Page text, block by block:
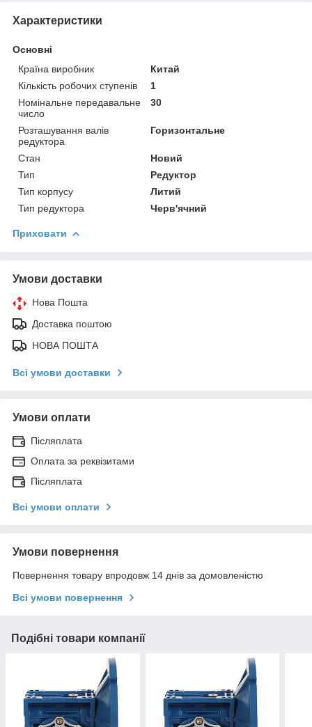
Характеристики
Основні
Країна виробник
Китай
Кількість робочих ступенів
1
Номінальне передавальне
число
30
Розташування валів
редуктора
Горизонтальне
Стан
Новий
Тип
Редуктор
Тип корпусу
Литий
Тип редуктора
Черв'ячний
Приховати
Умови доставки
Нова Пошта
Доставка поштою
НОВА ПОШТА
Всі умови доставки
Умови оплати
Післяплата
Оплата за реквізитами
Післяплата
Всі умови оплати
Умови повернення
Повернення товару впродовж 14 днів за домовленістю
Всі умови повернення
Подібні товари компанії